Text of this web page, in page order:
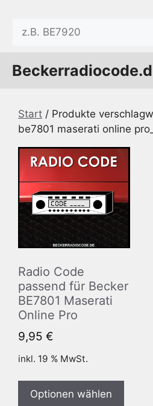
springen
Start / Produkte
be7801 maserati online
Radio Code
passend für Becker
BE7801 Maserati
Online Pro
9,95 €
inkl. 19 % MwSt.
Optionen wählen